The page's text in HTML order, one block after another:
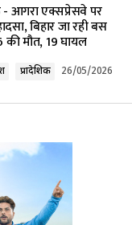
एक्सप्रेसवे पर
बिहार जा रही बस
की मौत, 19 घायल
प्रादेशिक 26/05/2026